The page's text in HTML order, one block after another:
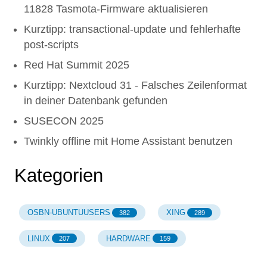
11828 Tasmota-Firmware aktualisieren
Kurztipp: transactional-update und fehlerhafte
post-scripts
Red Hat Summit 2025
Kurztipp: Nextcloud 31 - Falsches Zeilenformat
in deiner Datenbank gefunden
SUSECON 2025
Twinkly offline mit Home Assistant benutzen
Kategorien
OSBN-UBUNTUUSERS 382 XING 289
LINUX 207 HARDWARE 159